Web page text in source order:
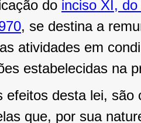
do inciso XI,
, se destina a
atividades em
estabelecidas na
efeitos desta lei, são
que, por sua